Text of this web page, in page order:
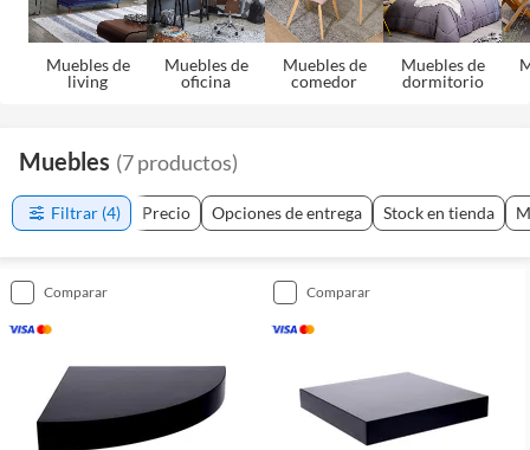
Muebles de
living
Muebles de
oficina
Muebles de
comedor
Muebles de
dormitorio
Muebles (7productos)
Filtrar (4) Precio Opciones de entrega Stock en tienda
comparar comparar